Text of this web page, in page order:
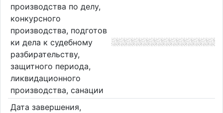
производства по делу,
конкурсного
производства, подготов
ки дела к судебному
разбирательству,
защитного периода,
ликвидационного
производства, санации
Дата завершения,